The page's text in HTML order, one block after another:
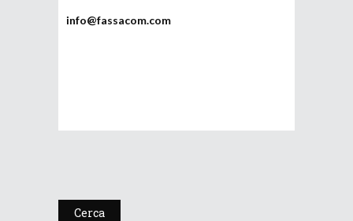
info@fassacom.com
Cerca